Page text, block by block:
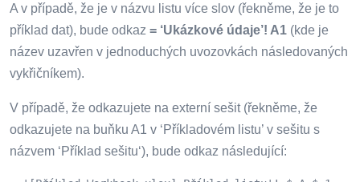
A v případě, že je v názvu listu více slov (řekněme, že je to
příklad dat), bude odkaz = ‘Ukázkové údaje’! A1 (kde je
název uzavřen v jednoduchých uvozovkách následovaných
vykřičníkem).
V případě, že odkazujete na externí sešit (řekněme, že
odkazujete na buňku A1 v ‘Příkladovém listu’ v sešitu s
názvem ‘Příklad sešitu‘), bude odkaz následující: